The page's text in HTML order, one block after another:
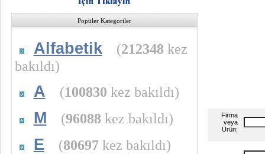
Popüler Kategoriler
Alfabetik (212348 kez
bakıldı)
A (100830 kez bakıldı)
M (96088 kez bakıldı)
E (80697kez bakıldı)
Firma
veya
Ürün: